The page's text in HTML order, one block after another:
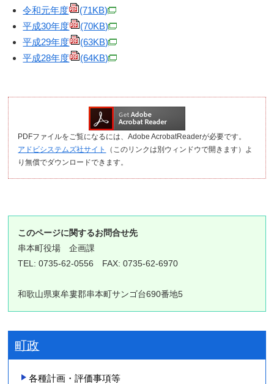
令和元年度
(71KB)
平成30年度
(70KB)
平成29年度
(63KB)
平成28年度
(64KB)
PDFファイルをご覧になるには、Adobe AcrobatReaderが必要です。
アドビシステムズ社サイト
（このリンクは別ウィンドウで開きます）よ
り無償でダウンロードできます。
このページに関するお問合せ先
串本町役場企画課
TEL: 0735-62-0556 FAX: 0735-62-6970
和歌山県東牟婁郡串本町サンゴ台690番地5
町政
各種計画・評価事項等